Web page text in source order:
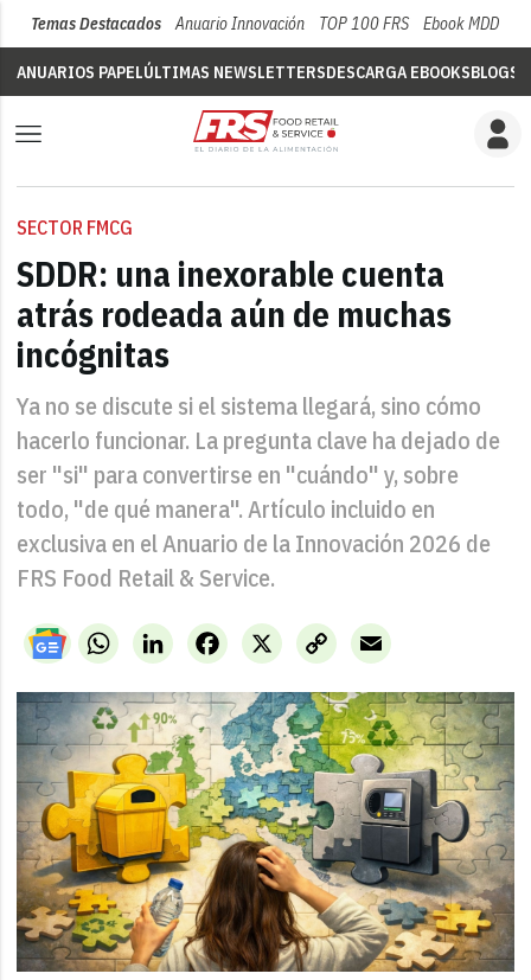
Temas Destacados Anuario Innovación TOP 100 FRS Ebook MDD
ANUARIOS PAPELÚLTIMAS NEWSLETTERSDESCARGA EBOOKSBLOGS
SECTOR FMCG
SDDR: una inexorable cuenta
atrás rodeada aún de muchas
incógnitas
Ya no se discute si el sistema llegará, sino cómo
hacerlo funcionar. La pregunta clave ha dejado de
ser "si" para convertirse en "cuándo" y, sobre
todo, "de qué manera". Artículo incluido en
exclusiva en el Anuario de la Innovación 2026 de
FRS Food Retail & Service.
WhatsAppLinkedIn X
Facebook
Copy
Link
Email